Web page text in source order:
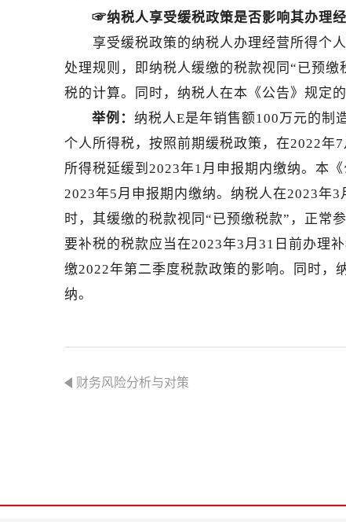
☞纳税人享受缓税政策是否影响其办理
享受缓税政策的纳税人办理经营所得个人
处理规则，即纳税人缓缴的税款视同“已预
税的计算。同时，纳税人在本《公告》规定
举例： 纳税人E是年销售额100万元的制
个人所得税，按照前期缓税政策，在2022年
所得税延缓到2023年1月申报期内缴纳。本
2023年5月申报期内缴纳。纳税人在2023年
时，其缓缴的税款视同“已预缴税款”，正常
要补税的税款应当在2023年3月31日前办理
缴2022年第二季度税款政策的影响。同时，
纳。
财务风险分析与对策